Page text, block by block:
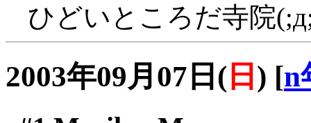
ひどいところだ寺院
2003年09月07日( 日 ) [n